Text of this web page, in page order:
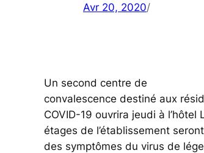
Avr 20, 2020/
Un second centre de
convalescence destiné aux
COVID-19 ouvrira jeudi à l’hôtel
étages de l’établissement
des symptômes du virus de